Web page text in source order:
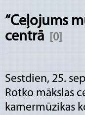
“Ceļojums
centrā
[0]
Sestdien, 25.
Rotko mākslas
kamermūzikas